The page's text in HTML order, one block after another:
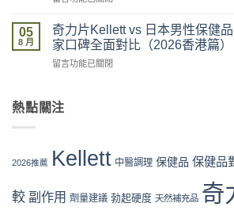
房
網
店
代
險
全
析〉
中
攻
官
網
惠、
裝
與
最
購
買
係
咪
信？
評
與
購
力
片
Kellett
官
買
整
從
05
8 月
奇力片Kellett vs 日本男性保健
家口碑全面對比（2026香港篇）
在
片
本
保
留言功能已關閉
熱點關注
2026推薦 Kellett 中醫調理 保健品 保健品
較 副作用 劑量建議 勃起硬度 天然補充品 奇